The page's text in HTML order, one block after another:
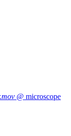
@ microscope